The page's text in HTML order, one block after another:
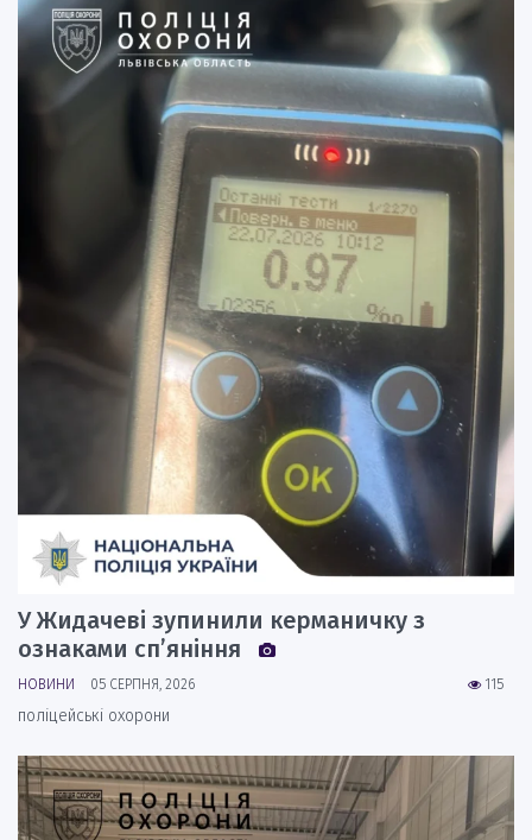
У Жидачеві зупинили керманичку з
ознаками сп’яніння
115
НОВИНИ 05 СЕРПНЯ, 2026
поліцейські охорони